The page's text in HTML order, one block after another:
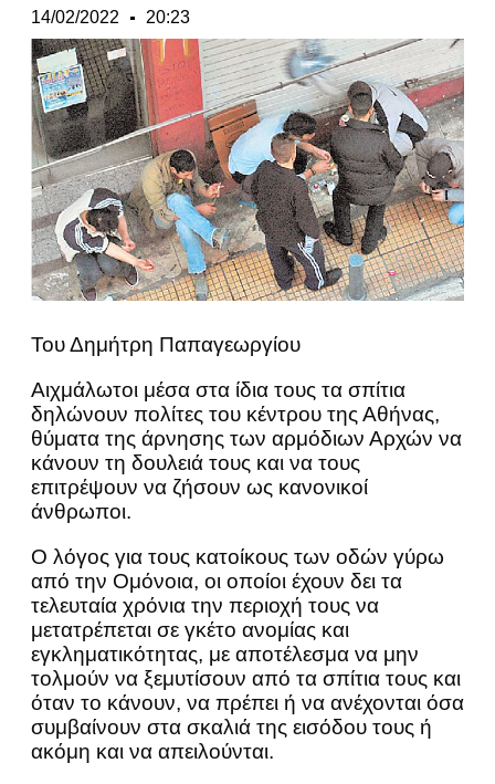
14/02/2022 20:23
Του Δημήτρη Παπαγεωργίου
Αιχμάλωτοι μέσα στα ίδια τους τα σπίτια
δηλώνουν πολίτες του κέντρου της Αθήνας,
θύματα της άρνησης των αρμόδιων Αρχών να
κάνουν τη δουλειά τους και να τους
επιτρέψουν να ζήσουν ως κανονικοί
άνθρωποι.
Ο λόγος για τους κατοίκους των οδών γύρω
από την Ομόνοια, οι οποίοι έχουν δει τα
τελευταία χρόνια την περιοχή τους να
μετατρέπεται σε γκέτο ανομίας και
εγκληματικότητας, με αποτέλεσμα να μην
τολμούν να ξεμυτίσουν από τα σπίτια τους και
όταν το κάνουν, να πρέπει ή να ανέχονται όσα
συμβαίνουν στα σκαλιά της εισόδου τους ή
ακόμη και να απειλούνται.